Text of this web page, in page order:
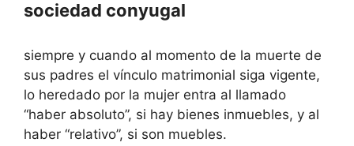
sociedad conyugal
siempre y cuando al momento de la muerte de
sus padres el vínculo matrimonial siga vigente,
lo heredado por la mujer entra al llamado
“haber absoluto”, si hay bienes inmuebles, y al
haber “relativo”, si son muebles.